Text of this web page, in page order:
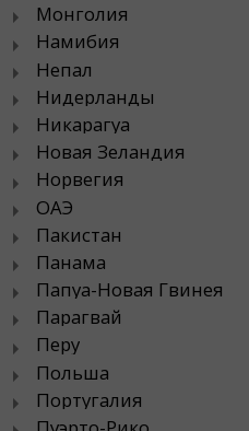
Монголия
Намибия
Непал
Нидерланды
Никарагуа
Новая Зеландия
Норвегия
ОАЭ
Пакистан
Панама
Папуа-Новая Гвинея
Парагвай
Перу
Польша
Португалия